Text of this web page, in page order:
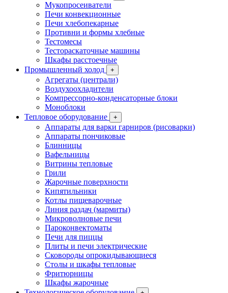
Мукопросеиватели
Печи конвекционные
Печи хлебопекарные
Противни и формы хлебные
Тестомесы
Тестораскаточные машины
Шкафы расстоечные
Промышленный холод
+
Агрегаты (централи)
Воздухоохладители
Компрессорно-конденсаторные блоки
Моноблоки
Тепловое оборудование
+
Аппараты для варки гарниров (рисоварки)
Аппараты пончиковые
Блинницы
Вафельницы
Витрины тепловые
Грили
Жарочные поверхности
Кипятильники
Котлы пищеварочные
Линия раздач (мармиты)
Микроволновые печи
Пароконвектоматы
Печи для пиццы
Плиты и печи электрические
Сковороды опрокидывающиеся
Столы и шкафы тепловые
Фритюрницы
Шкафы жарочные